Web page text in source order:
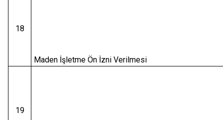
18
Maden İşletme Ön İzni Verilmesi
19